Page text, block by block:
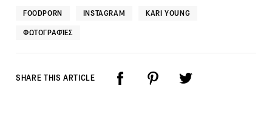
FOODPORN INSTAGRAM KARI YOUNG
ΦΩΤΟΓΡΑΦΊΕΣ
SHARE THIS ARTICLE